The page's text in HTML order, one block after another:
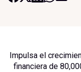
Impulsa el
financiera de